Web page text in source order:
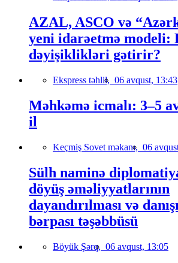
AZAL, ASCO və
yeni idarəetmə modeli:
dəyişiklikləri gətirir?
Ekspress təhlil, 06 avqust, 13:43
Məhkəmə icmalı: 3–5
il
Keçmiş Sovet məkanı, 06
Sülh naminə
döyüş əməliyyatlarının
dayandırılması və
bərpası təşəbbüsü
Böyük Şərq, 06 avqust, 13:05